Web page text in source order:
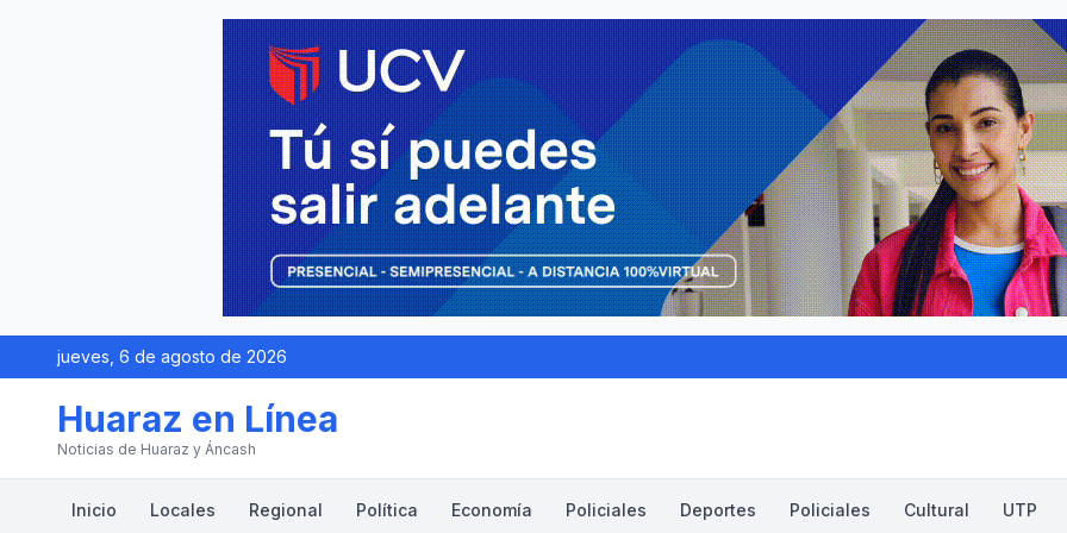
jueves, 6 de agosto de 2026
Huaraz en Línea
Noticias de Huaraz y Áncash
Inicio Locales Regional Política Economía Policiales Deportes Policiales Cultural UTP